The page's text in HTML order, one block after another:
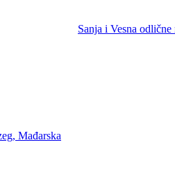
Sanja i Vesna
Mađarska